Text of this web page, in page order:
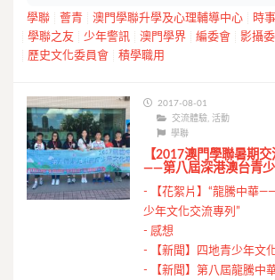
學聯 薈青 澳門學聯升學及心理輔導中心 時
學聯之友
少年警訊 澳門學界 編委會
影攝
歷史文化委員會
積學職用
2017-08-01
交流體驗,活動
學聯
【2017澳門學聯暑期
——第八屆深港澳台青
-
【花絮片】“龍騰中華
少年文化交流專列”
- 感想
-
【新聞】四地青少年文
-
【新聞】第八屆龍騰中